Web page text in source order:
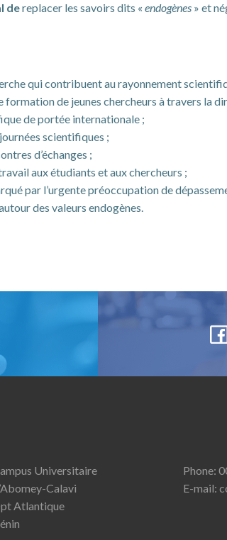
dereplacer les savoirs dits « endogènes » et
qui contribuent au rayonnement
formation de jeunes chercheurs à travers la
de portée internationale ;
scientifiques ;
d’échanges ;
aux étudiants et aux chercheurs ;
par l’urgente préoccupation de
des valeurs endogènes.
Universitaire
­Calavi
Atlantique
Phone:
E-mail: